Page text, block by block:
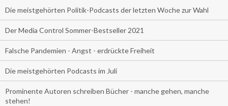
Die meistgehörten Politik-Podcasts der letzten Woche zur Wahl
Der Media Control Sommer-Bestseller 2021
Falsche Pandemien - Angst - erdrückte Freiheit
Die meistgehörten Podcasts im Juli
Prominente Autoren schreiben Bücher - manche gehen, manche
stehen!